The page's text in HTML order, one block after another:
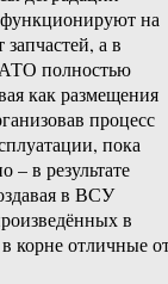
на
а в
полностью
как размещения
процесс
пока
– в результате
в ВСУ
в
корне отличные